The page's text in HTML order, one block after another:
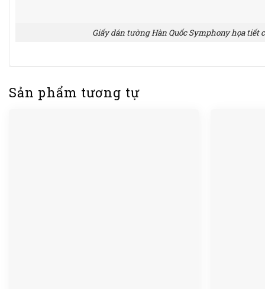
Giấy dán tường Hàn Quốc Symphony họa tiết
Sản phẩm tương tự